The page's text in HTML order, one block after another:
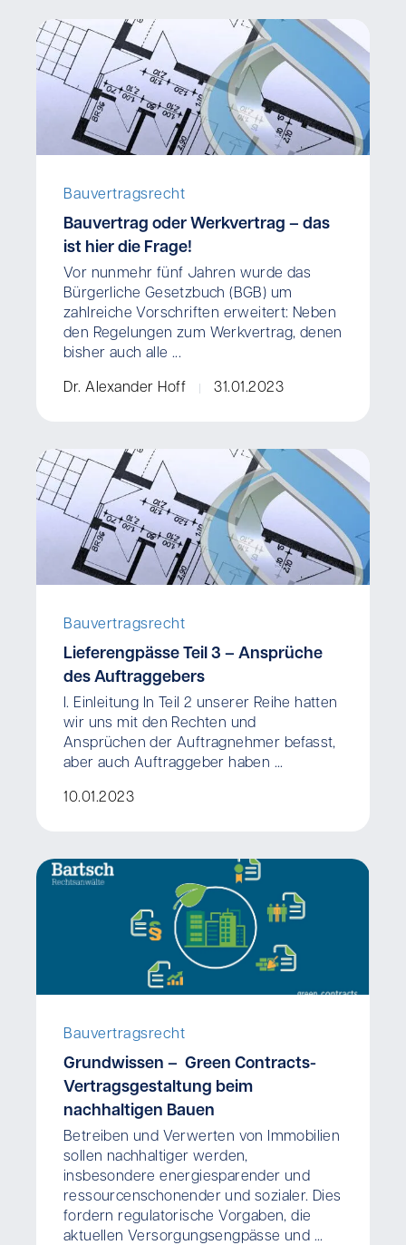
Bauvertragsrecht
Bauvertrag oder Werkvertrag – das
ist hier die Frage!
Vor nunmehr fünf Jahren wurde das
Bürgerliche Gesetzbuch (BGB) um
zahlreiche Vorschriften erweitert: Neben
den Regelungen zum Werkvertrag, denen
bisher auch alle ...
Dr. Alexander Hoff 31.01.2023
Bauvertragsrecht
Lieferengpässe Teil 3 – Ansprüche
des Auftraggebers
I. Einleitung In Teil 2 unserer Reihe hatten
wir uns mit den Rechten und
Ansprüchen der Auftragnehmer befasst,
aber auch Auftraggeber haben ...
10.01.2023
Bauvertragsrecht
Grundwissen – Green Contracts-
Vertragsgestaltung beim
nachhaltigen Bauen
Betreiben und Verwerten von Immobilien
sollen nachhaltiger werden,
insbesondere energiesparender und
ressourcenschonender und sozialer. Dies
fordern regulatorische Vorgaben, die
aktuellen Versorgungsengpässe und ...